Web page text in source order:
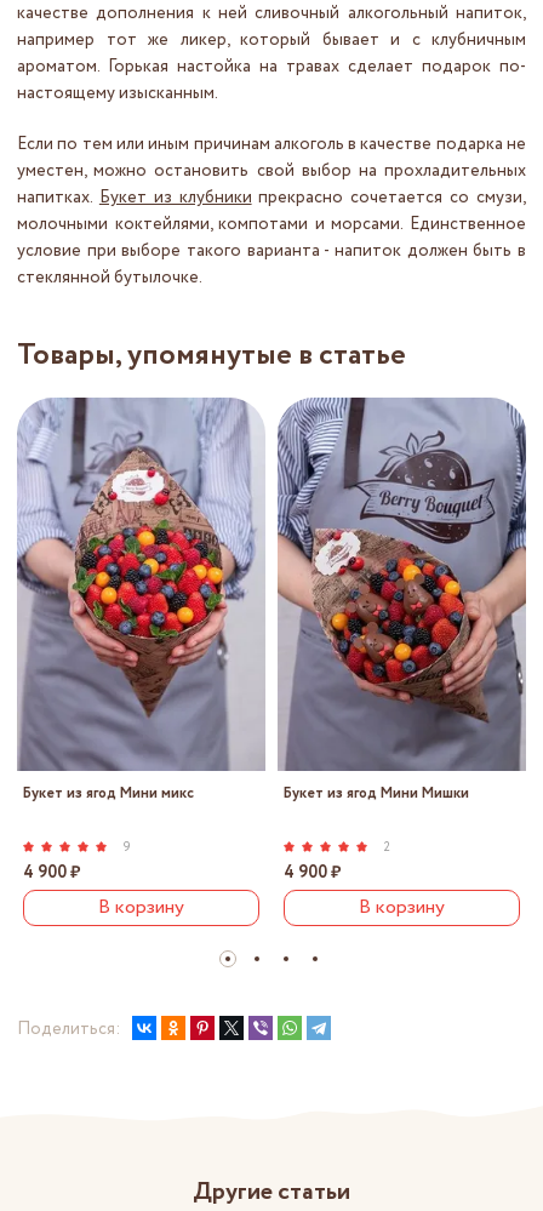
качестве дополнения к ней сливочный алкогольный напиток,
например тот же ликер, который бывает и с клубничным
ароматом. Горькая настойка на травах сделает подарок по-
настоящему изысканным.
Если по тем или иным причинам алкоголь в качестве подарка не
уместен, можно остановить свой выбор на прохладительных
напитках.Букет из клубникипрекрасно сочетается со смузи,
молочными коктейлями, компотами и морсами. Единственное
условие при выборе такого варианта - напиток должен быть в
стеклянной бутылочке.
Товары, упомянутые в статье
Букет из ягод Мини микс
9
4 900 ₽
В корзину
Букет из ягод Мини Мишки
2
4 900 ₽
В корзину
Поделиться:
Другие статьи